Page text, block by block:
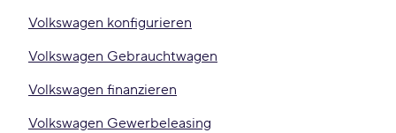
Volkswagen konfigurieren
Volkswagen Gebrauchtwagen
Volkswagen finanzieren
Volkswagen Gewerbeleasing